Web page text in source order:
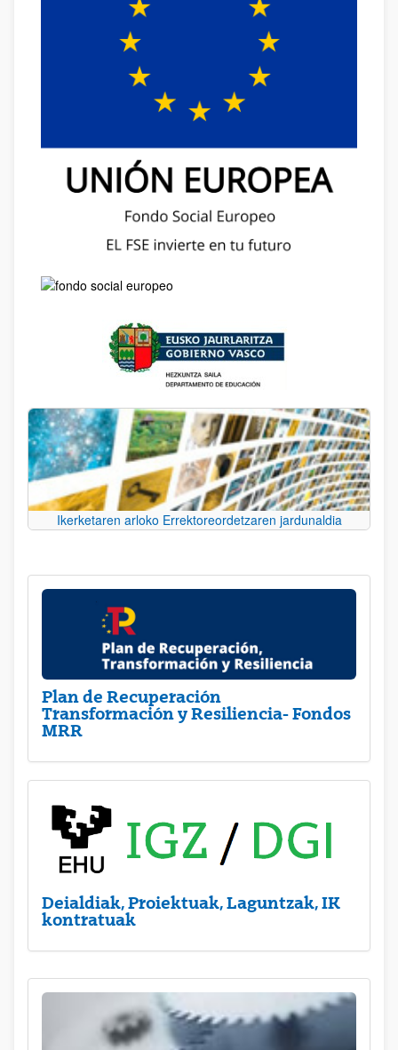
Ikerketaren arloko Errektoreordetzaren jardunaldia
Plan de Recuperación
Transformación y Resiliencia- Fondos
MRR
Deialdiak, Proiektuak, Laguntzak, IK
kontratuak